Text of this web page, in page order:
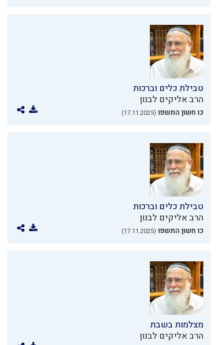
טבילת כלים וברכות
הרב אליקים לבנון
כו חשון התשפו (17.11.2025)
טבילת כלים וברכות
הרב אליקים לבנון
כו חשון התשפו (17.11.2025)
מצלמות בשבת
הרב אליקים לבנון